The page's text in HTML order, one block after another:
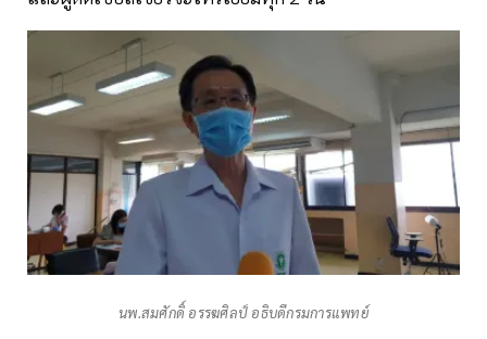
นพ.สมศักดิ์ อรรฆศิลป์ อธิบดีกรมการแพทย์